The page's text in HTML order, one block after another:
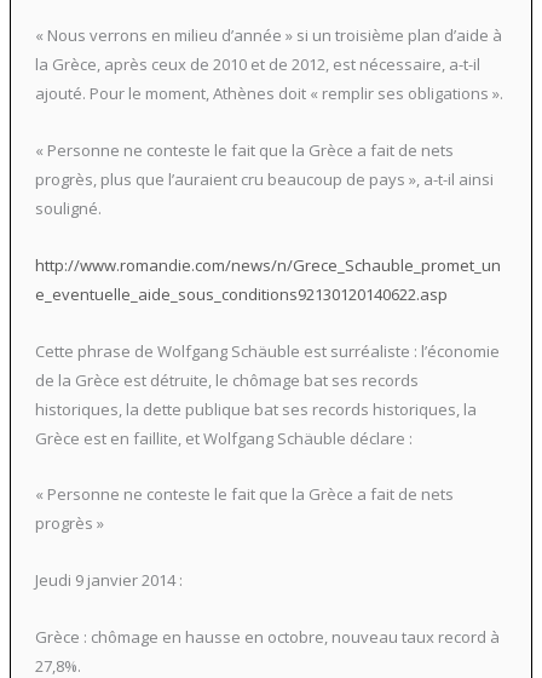
« Nous verrons en milieu d’année » si un troisième plan d’aide à
la Grèce, après ceux de 2010 et de 2012, est nécessaire, a-t-il
ajouté. Pour le moment, Athènes doit « remplir ses obligations ».
« Personne ne conteste le fait que la Grèce a fait de nets
progrès, plus que l’auraient cru beaucoup de pays », a-t-il ainsi
souligné.
http://www.romandie.com/news/n/Grece_Schauble_promet_un
e_eventuelle_aide_sous_conditions92130120140622.asp
Cette phrase de Wolfgang Schäuble est surréaliste : l’économie
de la Grèce est détruite, le chômage bat ses records
historiques, la dette publique bat ses records historiques, la
Grèce est en faillite, et Wolfgang Schäuble déclare :
« Personne ne conteste le fait que la Grèce a fait de nets
progrès »
Jeudi 9 janvier 2014 :
Grèce : chômage en hausse en octobre, nouveau taux record à
27,8%.